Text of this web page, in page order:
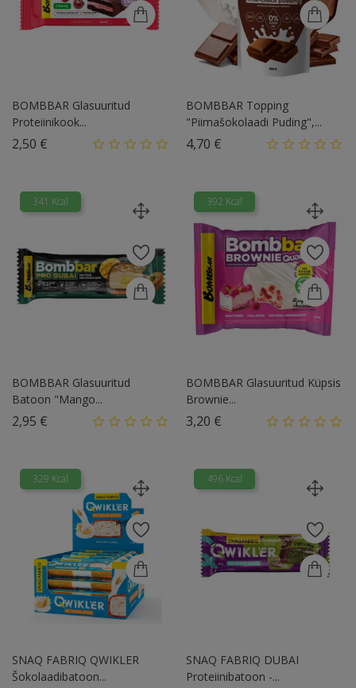
BOMBBAR Glasuuritud
Proteiinikook...
2,50 €
BOMBBAR Topping
"Piimašokolaadi Puding",...
4,70 €
341 Kcal
BOMBBAR Glasuuritud
Batoon "Mango...
2,95 €
392 Kcal
BOMBBAR Glasuuritud Küpsis
Brownie...
3,20 €
329 Kcal
SNAQ FABRIQ QWIKLER
Šokolaadibatoon...
496 Kcal
SNAQ FABRIQ DUBAI
Proteiinibatoon -...